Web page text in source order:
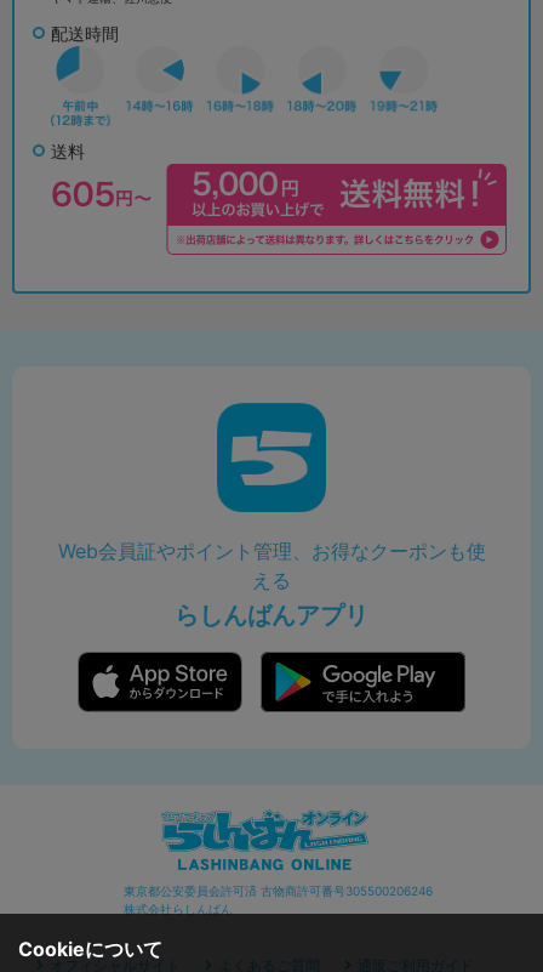
配送時間
送料
Web会員証やポイント管理、お得なクーポンも使
える
らしんばんアプリ
東京都公安委員会許可済 古物商許可番号305500206246
株式会社らしんばん
オフィシャルサイト よくあるご質問 通販ご利用ガイド
Cookieについて